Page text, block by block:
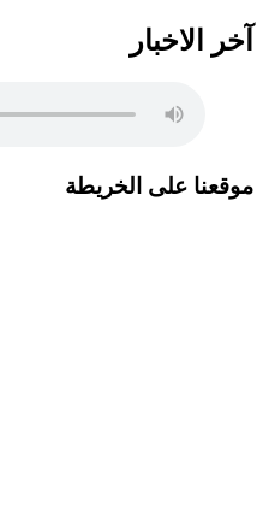
آخر الاخبار
موقعنا على الخريطة